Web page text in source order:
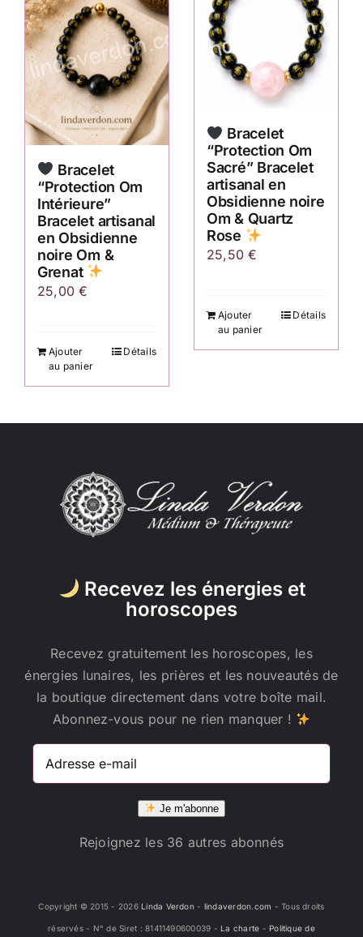
Bracelet
“Protection Om
Intérieure”
Bracelet artisanal
en Obsidienne
noire Om &
Grenat
25,00€
Ajouter
au panier
Détails
Bracelet
“Protection Om
Sacré” Bracelet
artisanal en
Obsidienne noire
Om & Quartz
Rose
25,50€
Ajouter
au panier
Détails
Recevez les énergies et
horoscopes
Recevez gratuitement les horoscopes, les
énergies lunaires, les prières et les nouveautés de
la boutique directement dans votre boîte mail.
Abonnez-vous pour ne rien manquer !
Je m'abonne
Rejoignez les 36 autres abonnés
Copyright © 2015 - 2026 Linda Verdon- lindaverdon.com - Tous droits
réservés - N° de Siret : 81411490600039 - La charte - Politique de